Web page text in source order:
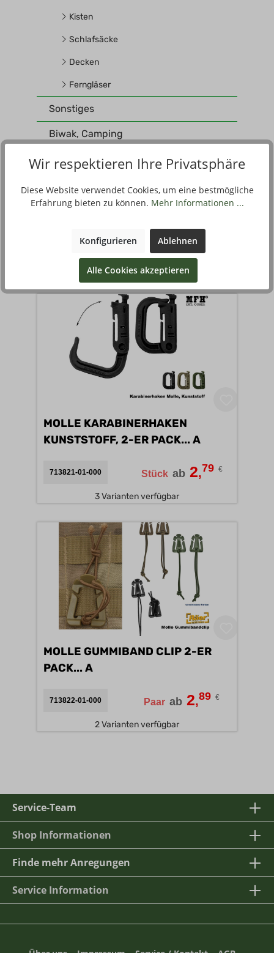
Kisten
Schlafsäcke
Decken
Ferngläser
Sonstiges
Biwak, Camping
Werkzeuge, Messer
MOLLE KARABINERHAKEN
KUNSTSTOFF, 2-ER PACK... A
713821-01-000 Stück ab 2,79 €
3 Varianten verfügbar
MOLLE GUMMIBAND CLIP 2-ER
PACK... A
713822-01-000 Paar ab 2,89 €
2 Varianten verfügbar
Service-Team
Shop Informationen
Finde mehr Anregungen
Service Information
Wir respektieren Ihre Privatsphäre
Diese Website verwendet Cookies, um eine bestmögliche
Erfahrung bieten zu können. Mehr Informationen ...
Konfigurieren Ablehnen
Alle Cookies akzeptieren